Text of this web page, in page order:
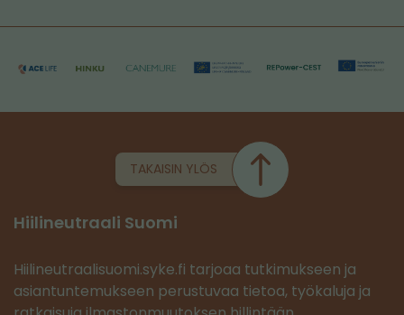
TAKAISIN YLÖS
Hiilineutraali Suomi
Hiilineutraalisuomi.syke.fi tarjoaa tutkimukseen ja
asiantuntemukseen perustuvaa tietoa, työkaluja ja